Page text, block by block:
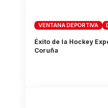
VENTANA DEPORTIVA
Éxito de la Hockey
Coruña